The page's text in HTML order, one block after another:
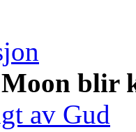
blir
av Gud